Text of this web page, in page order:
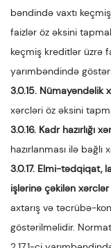
bəndində vaxtı
faizlər öz əksini
keçmiş kreditlər üzrə
yarımbəndində
3.0.15. Nümayəndəlik
xərcləri öz əksini
3.0.16. Kadr hazırlığı
hazırlanması ilə
3.0.17. Elmi-tədqiqat,
işlərinə çəkilən xərclər
axtarış və təcrübə-
göstərilməlidir.